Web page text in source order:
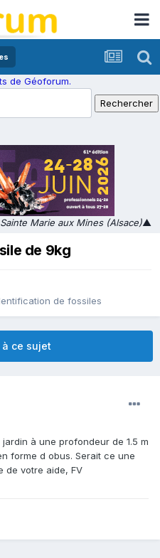
de Géoforum.
Marie aux Mines (Alsace)▲
de 9kg
de fossiles
à ce sujet
à une profondeur de 1.5 m
forme d obus. Serait ce une
de votre aide, FV